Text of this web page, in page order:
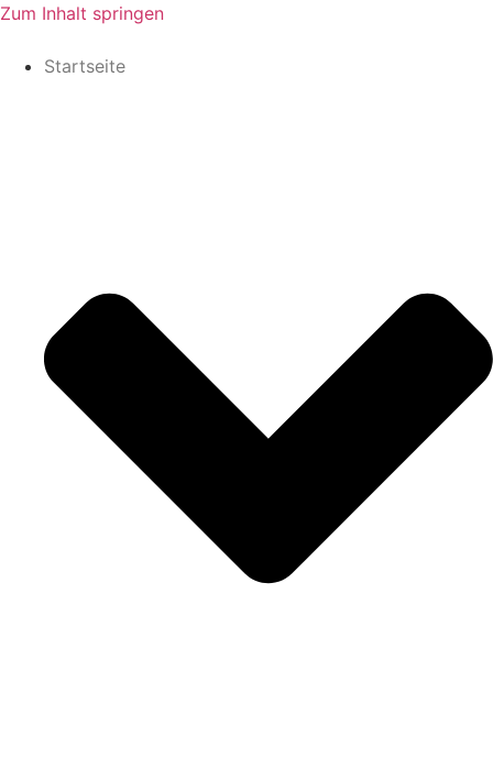
Zum Inhalt springen
Startseite